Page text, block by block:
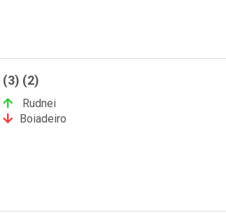
(3) (2)
Rudnei
Boiadeiro